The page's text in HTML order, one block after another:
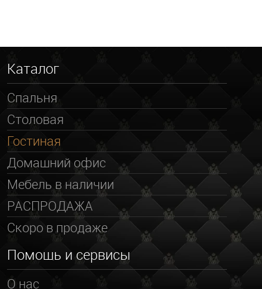
Каталог
Спальня
Столовая
Гостиная
Домашний офис
Мебель в наличии
РАСПРОДАЖА
Скоро в продаже
Помощь и сервисы
О нас